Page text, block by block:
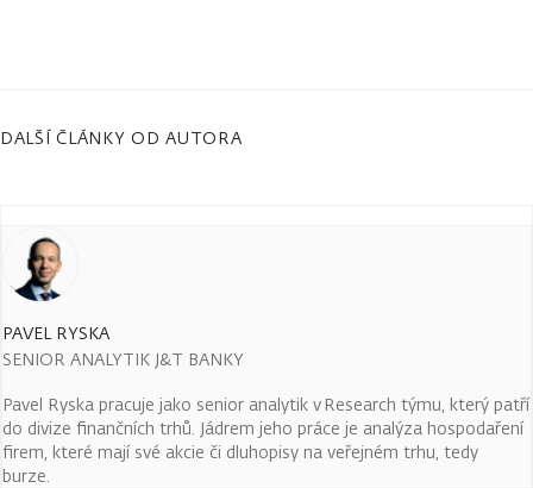
DALŠÍ ČLÁNKY OD AUTORA
PAVEL RYSKA
SENIOR ANALYTIK J&T BANKY
Pavel Ryska pracuje jako senior analytik v Research týmu, který patří
do divize finančních trhů. Jádrem jeho práce je analýza hospodaření
firem, které mají své akcie či dluhopisy na veřejném trhu, tedy
burze.